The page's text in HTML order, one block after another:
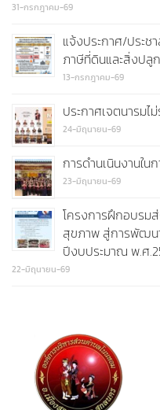
31-กรกฎาคม-69
แจ้งประกาศ/ประช
ภาษีที่ดินและสิ่งปลู
13-กรกฎาคม-69
ประกาศเจตนารม
24-มิถุนายน-69
การดำนเนินงานใ
23-มิถุนายน-69
โครงการฝึกอบรม
สุขภาพ สู่การพัฒน
ปีงบประมาณ พ.ศ
22-มิถุนายน-69